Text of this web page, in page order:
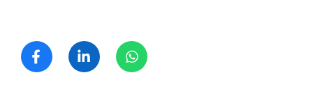
Dela på FacebookDela på LinkedIn